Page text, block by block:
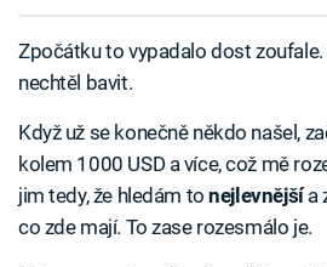
Zpočátku to vypadalo dost
nechtěl bavit.
Když už se konečně někdo našel,
kolem 1000 USD a více, což mě
jim tedy, že hledám tonejlevnějšía
co zde mají. To zase rozesmálo je.